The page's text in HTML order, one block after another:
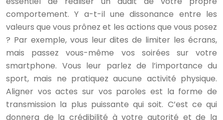
comportement. Y a-t-il une dissonance entre les
valeurs que vous prônez et les actions que vous posez
? Par exemple, vous leur dites de limiter les écrans,
mais passez vous-même vos soirées sur votre
smartphone. Vous leur parlez de l’importance du
sport, mais ne pratiquez aucune activité physique.
Aligner vos actes sur vos paroles est la forme de
transmission la plus puissante qui soit. C’est ce qui
donnera de la crédibilité à votre autorité et de la